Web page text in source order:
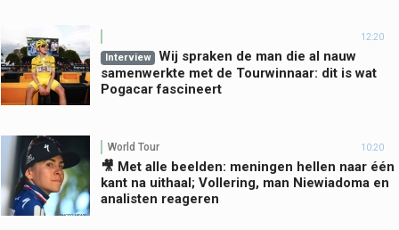
12:20
Interview
Wij spraken de man die al nauw
samenwerkte met de Tourwinnaar: dit is wat
Pogacar fascineert
World Tour 10:20
🎥 Met alle beelden: meningen hellen naar één
kant na uithaal; Vollering, man Niewiadoma en
analisten reageren